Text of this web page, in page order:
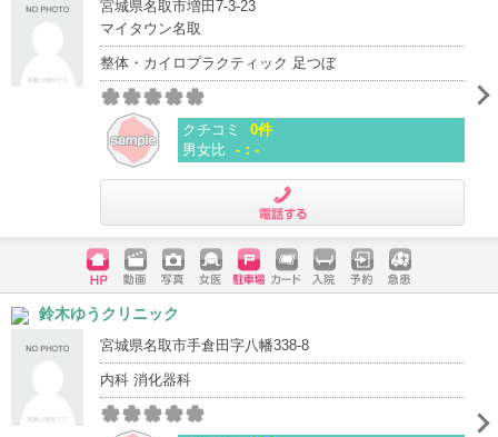
宮城県名取市増田7-3-23
マイタウン名取
整体・カイロプラクティック 足つぼ
クチコミ
0件
男女比 -：-
ホームペ
ージ
動画 写真 女医 駐車場
クレジッ
入院 予約 急患
鈴木ゆうクリニック
宮城県名取市手倉田字八幡338-8
内科 消化器科